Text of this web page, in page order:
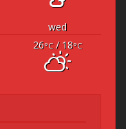
wed
26°C/ 18°C